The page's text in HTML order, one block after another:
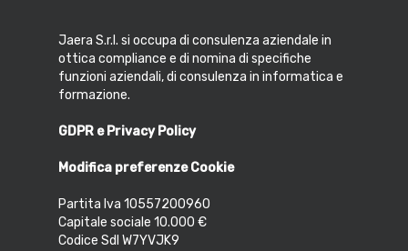
Jaera S.r.l. si occupa di consulenza aziendale in
ottica compliance e di nomina di specifiche
funzioni aziendali, di consulenza in informatica e
formazione.
GDPR e Privacy Policy
Modifica preferenze Cookie
Partita Iva 10557200960
Capitale sociale 10.000 €
Codice SdI W7YVJK9